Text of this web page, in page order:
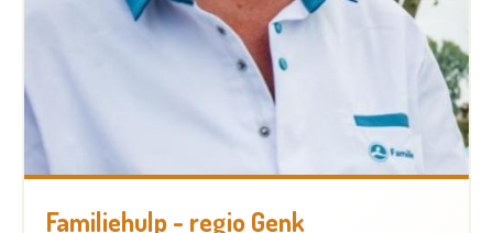
Familiehulp - regio Genk